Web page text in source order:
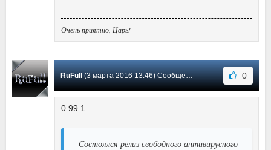
Очень приятно, Царь!
RuFull(3 марта 2016 13:46) Сообщение #18 0
0.99.1
Состоялся релиз свободного антивирусного